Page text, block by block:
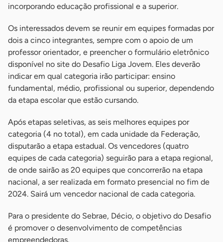
incorporando educação profissional e a superior.
Os interessados devem se reunir em equipes formadas por
dois a cinco integrantes, sempre com o apoio de um
professor orientador, e preencher o formulário eletrônico
disponível no site do Desafio Liga Jovem. Eles deverão
indicar em qual categoria irão participar: ensino
fundamental, médio, profissional ou superior, dependendo
da etapa escolar que estão cursando.
Após etapas seletivas, as seis melhores equipes por
categoria (4 no total), em cada unidade da Federação,
disputarão a etapa estadual. Os vencedores (quatro
equipes de cada categoria) seguirão para a etapa regional,
de onde sairão as 20 equipes que concorrerão na etapa
nacional, a ser realizada em formato presencial no fim de
2024. Sairá um vencedor nacional de cada categoria.
Para o presidente do Sebrae, Décio, o objetivo do Desafio
é promover o desenvolvimento de competências
empreendedoras.